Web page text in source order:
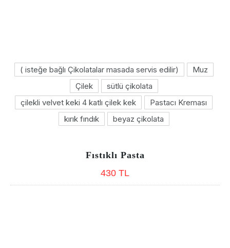
( isteğe bağlı Çikolatalar masada servis edilir)
Muz
Çilek
sütlü çikolata
çilekli velvet keki 4 katlı çilek kek
Pastacı Kreması
kırık fındık
beyaz çikolata
Fıstıklı Pasta
430 TL